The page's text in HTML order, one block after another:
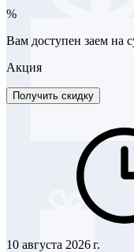
%
Вам доступен заем на
Акция
Получить скидку
10 августа 2026 г.